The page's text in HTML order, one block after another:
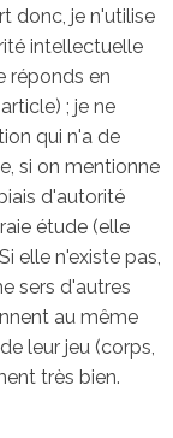
donc, je n'utilise
intellectuelle
réponds en
; je ne
qui n'a de
si on mentionne
d'autorité
étude (elle
elle n'existe pas,
sers d'autres
au même
leur jeu (corps,
très bien.